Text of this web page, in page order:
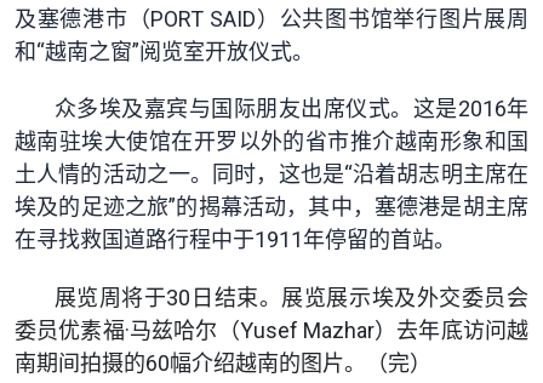
及塞德港市（PORT SAID）公共图书馆举行图片展周
和“越南之窗”阅览室开放仪式。
众多埃及嘉宾与国际朋友出席仪式。这是2016年
越南驻埃大使馆在开罗以外的省市推介越南形象和国
土人情的活动之一。同时，这也是“沿着胡志明主席在
埃及的足迹之旅”的揭幕活动，其中，塞德港是胡主席
在寻找救国道路行程中于1911年停留的首站。
展览周将于30日结束。展览展示埃及外交委员会
委员优素福·马兹哈尔（Yusef Mazhar）去年底访问越
南期间拍摄的60幅介绍越南的图片。（完）